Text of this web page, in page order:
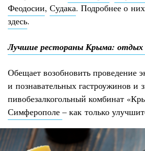
Феодосии, Судака. Подробнее о
здесь.
Лучшие рестораны Крыма: отдых
Обещает возобновить проведение
и познавательных гастроужинов и
пивобезалкогольный комбинат
Симферополе – как только